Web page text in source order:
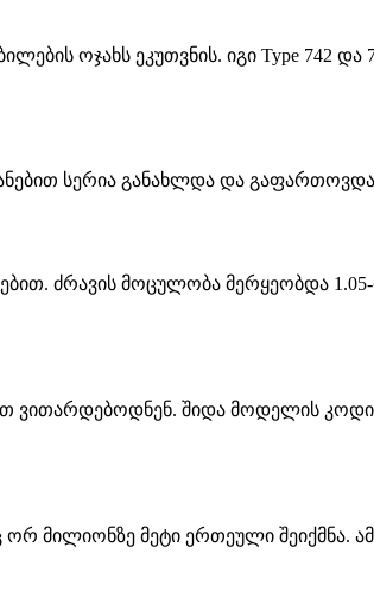
ოჯახს ეკუთვნის. იგი Type 742
სერია განახლდა და
ძრავის მოცულობა მერყეობდა
ვითარდებოდნენ. შიდა მოდელის
მილიონზე მეტი ერთეული შეიქმნა. ამ